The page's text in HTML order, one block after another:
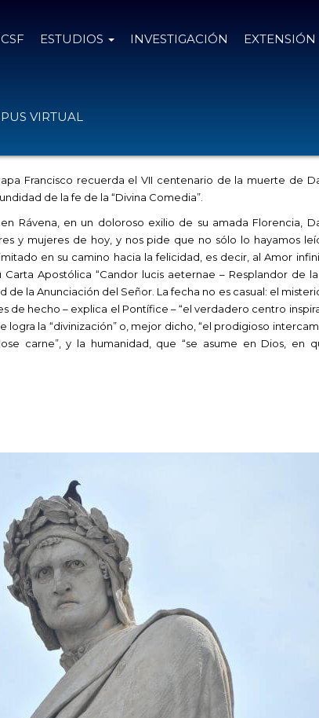
ESTUDIOS INVESTIGACIÓN EXTENSIÓN
VIRTUAL
Francisco recuerda el VII centenario de la muerte de
de la fe de la “Divina Comedia”.
Rávena, en un doloroso exilio de su amada Florencia,
y mujeres de hoy, y nos pide que no sólo lo hayamos
en su camino hacia la felicidad, es decir, al Amor
Apostólica “Candor lucis aeternae – Resplandor de
de la Anunciación del Señor. La fecha no es casual: el
de hecho – explica el Pontífice – “el verdadero centro
logra la “divinización” o, mejor dicho, “el prodigioso
carne”, y la humanidad, que “se asume en Dios, en